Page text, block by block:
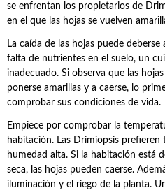
se enfrentan los propietarios de
en el que las hojas se vuelven
La caída de las hojas puede
falta de nutrientes en el suelo, un
inadecuado. Si observa que las
ponerse amarillas y a caerse, lo
comprobar sus condiciones de vida.
Empiece por comprobar la
habitación. Las Drimiopsis
humedad alta. Si la habitación está
seca, las hojas pueden caerse.
iluminación y el riego de la planta.